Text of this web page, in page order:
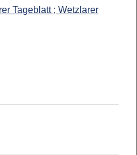
Tageblatt ; Wetzlarer